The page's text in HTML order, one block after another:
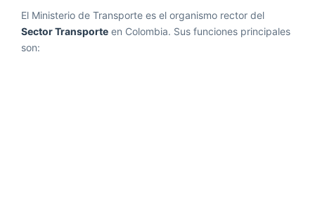
El Ministerio de Transporte es el organismo rector del
Sector Transporte en Colombia. Sus funciones principales
son: